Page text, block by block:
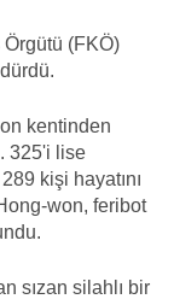
(FKÖ)
kentinden
325'i lise
kişi hayatını
won, feribot
sızan silahlı bir